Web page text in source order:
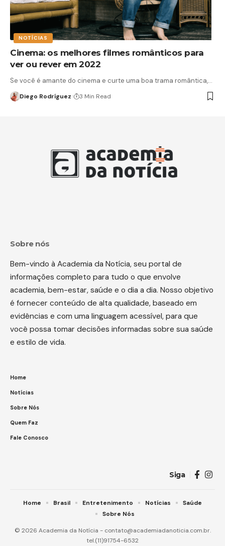
NOTÍCIAS
Cinema: os melhores filmes românticos para
ver ou rever em 2022
Se você é amante do cinema e curte uma boa trama romântica,…
Diego Rodríguez 3 Min Read
Sobre nós
Bem-vindo à Academia da Notícia, seu portal de
informações completo para tudo o que envolve
academia, bem-estar, saúde e o dia a dia. Nosso objetivo
é fornecer conteúdo de alta qualidade, baseado em
evidências e com uma linguagem acessível, para que
você possa tomar decisões informadas sobre sua saúde
e estilo de vida.
Home
Notícias
Sobre Nós
Quem Faz
Fale Conosco
Siga
© 2026 Academia da Notícia - contato@academiadanoticia.com.br.
tel.(11)91754-6532
Home Brasil Entretenimento Notícias
Saúde
Sobre Nós